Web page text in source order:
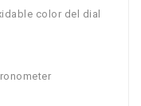
color del dial